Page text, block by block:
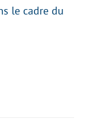
le cadre du